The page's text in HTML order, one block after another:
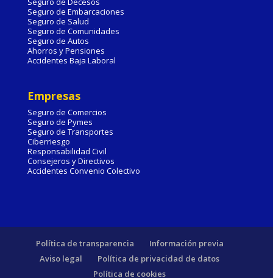
Seguro de Embarcaciones
Seguro de Salud
Seguro de Comunidades
Seguro de Autos
Ahorros y Pensiones
Accidentes Baja Laboral
Empresas
Seguro de Comercios
Seguro de Pymes
Seguro de Transportes
Ciberriesgo
Responsabilidad Civil
Consejeros y Directivos
Accidentes Convenio Colectivo
Política de transparencia
Información previa
Aviso legal
Política de privacidad de datos
Política de cookies